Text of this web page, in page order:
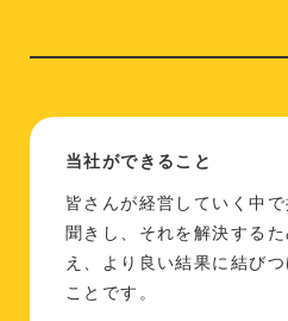
当社ができること
皆さんが経営していく中
聞きし、それを解決する
え、より良い結果に結び
ことです。